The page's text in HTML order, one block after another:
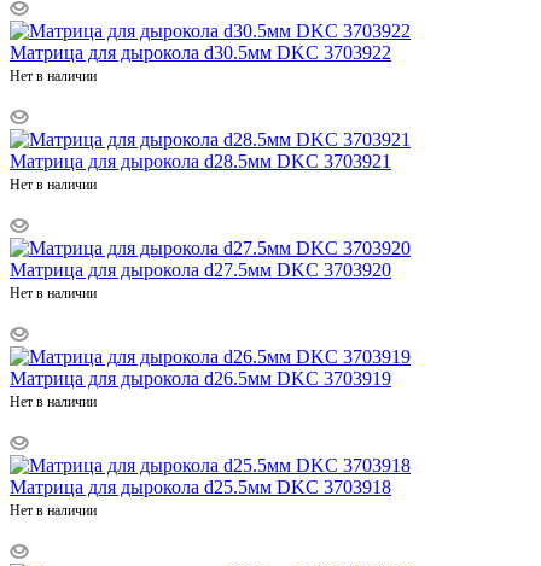
Матрица для дырокола d30.5мм DKC 3703922
Нет в наличии
Матрица для дырокола d28.5мм DKC 3703921
Нет в наличии
Матрица для дырокола d27.5мм DKC 3703920
Нет в наличии
Матрица для дырокола d26.5мм DKC 3703919
Нет в наличии
Матрица для дырокола d25.5мм DKC 3703918
Нет в наличии